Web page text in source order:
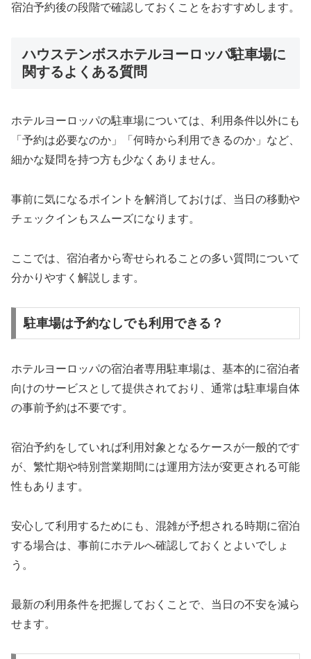
宿泊予約後の段階で確認しておくことをおすすめします。
ハウステンボスホテルヨーロッパ駐車場に
関するよくある質問
ホテルヨーロッパの駐車場については、利用条件以外にも
「予約は必要なのか」「何時から利用できるのか」など、
細かな疑問を持つ方も少なくありません。
事前に気になるポイントを解消しておけば、当日の移動や
チェックインもスムーズになります。
ここでは、宿泊者から寄せられることの多い質問について
分かりやすく解説します。
駐車場は予約なしでも利用できる？
ホテルヨーロッパの宿泊者専用駐車場は、基本的に宿泊者
向けのサービスとして提供されており、通常は駐車場自体
の事前予約は不要です。
宿泊予約をしていれば利用対象となるケースが一般的です
が、繁忙期や特別営業期間には運用方法が変更される可能
性もあります。
安心して利用するためにも、混雑が予想される時期に宿泊
する場合は、事前にホテルへ確認しておくとよいでしょ
う。
最新の利用条件を把握しておくことで、当日の不安を減ら
せます。